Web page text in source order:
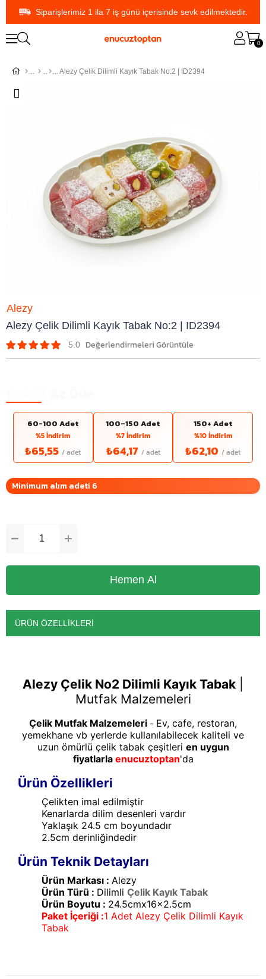
Siparişlerimiz 1 ila 7 iş günü içerisinde sevk edilmektedir.
0
Alezy Çelik Dilimli Kayık Tabak No:2 | ID2394
Alezy Çelik Dilimli Kayık Tabak No:2 | ID2394
5.0
Alezy
60-100 Adet
%5 İndirim
₺65,55
100–150 Adet
%7 İndirim
₺64,17
150+ Adet
%10 İndirim
₺62,10
Minimum alım adeti 6
ÜRÜN ÖZELLIKLERI
Alezy Çelik No2 Dilimli Kayık Tabak
Mutfak Malzemeleri
Çelik Mutfak Malzemeleri - Ev, cafe, restoran,
yemekhane vb yerlerde kullanılabilecek kaliteli ve
uzun ömürlü çelik tabak çeşitleri en uygun
fiyatlarla enucuztoptan'da
Ürün Özellikleri
Çelikten imal edilmiştir
Kenarlarda dilim desenleri vardır
Yaklaşık 24.5 cm boyundadır
2.5cm derinliğindedir
Ürün Teknik Detayları
Ürün Markası : Alezy
Ürün Türü : Dilimli Çelik Kayık Tabak
Ürün Boyutu : 24.5cmx16x2.5cm
Paket İçeriği :1 Adet Alezy Çelik Dilimli Kayık
Tabak